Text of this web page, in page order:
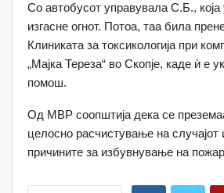
Со автобусот управувала С.Б., која
изгасне огнот. Потоа, таа била
Клиниката за токсикологија при
„Мајка Тереза“ во Скопје, каде ѝ е
помош.
Од МВР соопштија дека се
целосно расчистување на
причините за избувнување на